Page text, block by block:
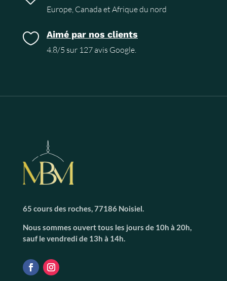
Europe, Canada et Afrique du nord
 Aimé par nos clients
4.8/5 sur 127 avis Google.
65 cours des roches, 77186 Noisiel.
Nous sommes ouvert tous les jours de 10h à 20h,
sauf le vendredi de 13h à 14h.